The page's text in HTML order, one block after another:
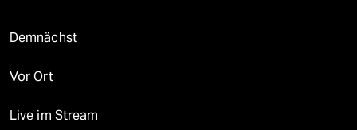
Demnächst
Vor Ort
Live im Stream